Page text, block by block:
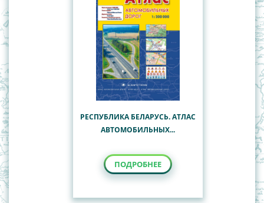
РЕСПУБЛИКА БЕЛАРУСЬ. АТЛАС
АВТОМОБИЛЬНЫХ...
ПОДРОБНЕЕ